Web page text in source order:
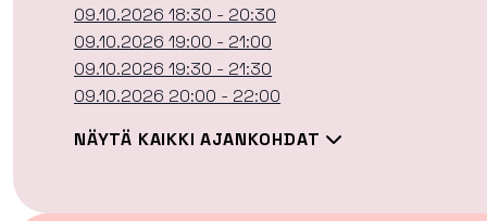
09.10.2026 18:30 - 20:30
09.10.2026 19:00 - 21:00
09.10.2026 19:30 - 21:30
09.10.2026 20:00 - 22:00
NÄYTÄ KAIKKI AJANKOHDAT